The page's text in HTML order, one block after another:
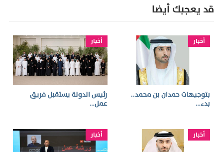
قد يعجبك أيضا
أخبار
بتوجيهات حمدان بن محمد..
بدء…
أخبار
رئيس الدولة يستقبل فريق
عمل…
أخبار أخبار